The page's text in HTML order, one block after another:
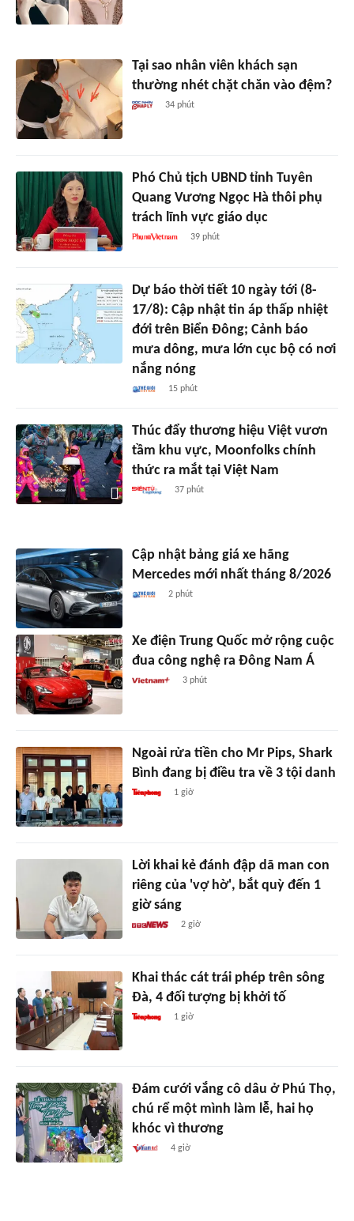
Tại sao nhân viên khách sạn
thường nhét chặt chăn vào đệm?
34 phút
Phó Chủ tịch UBND tỉnh Tuyên
Quang Vương Ngọc Hà thôi phụ
trách lĩnh vực giáo dục
39 phút
Dự báo thời tiết 10 ngày tới (8-
17/8): Cập nhật tin áp thấp nhiệt
đới trên Biển Đông; Cảnh báo
mưa dông, mưa lớn cục bộ có nơi
nắng nóng
15 phút
Thúc đẩy thương hiệu Việt vươn
tầm khu vực, Moonfolks chính
thức ra mắt tại Việt Nam
37 phút
Cập nhật bảng giá xe hãng
Mercedes mới nhất tháng 8/2026
2 phút
Xe điện Trung Quốc mở rộng cuộc
đua công nghệ ra Đông Nam Á
3 phút
Ngoài rửa tiền cho Mr Pips, Shark
Bình đang bị điều tra về 3 tội danh
1 giờ
Lời khai kẻ đánh đập dã man con
riêng của 'vợ hờ', bắt quỳ đến 1
giờ sáng
2 giờ
Khai thác cát trái phép trên sông
Đà, 4 đối tượng bị khởi tố
1 giờ
Đám cưới vắng cô dâu ở Phú Thọ,
chú rể một mình làm lễ, hai họ
khóc vì thương
4 giờ